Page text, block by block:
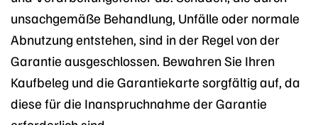
unsachgemäße Behandlung, Unfälle oder normale
Abnutzung entstehen, sind in der Regel von der
Garantie ausgeschlossen. Bewahren Sie Ihren
Kaufbeleg und die Garantiekarte sorgfältig auf, da
diese für die Inanspruchnahme der Garantie